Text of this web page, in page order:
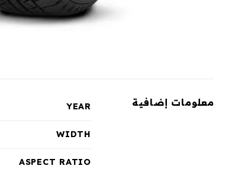
معلومات إضافية YEAR
WIDTH
ASPECT RATIO